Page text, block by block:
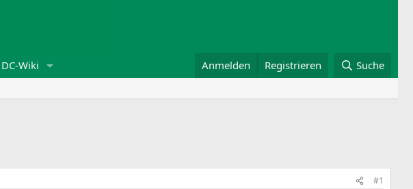
DC-Wiki Anmelden Registrieren Suche
#1